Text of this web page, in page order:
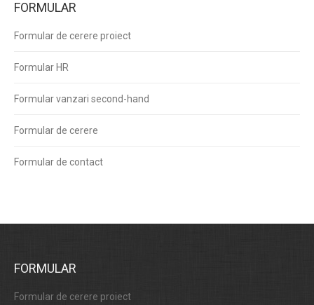
FORMULAR
Formular de cerere proiect
Formular HR
Formular vanzari second-hand
Formular de cerere
Formular de contact
FORMULAR
Formular de cerere proiect